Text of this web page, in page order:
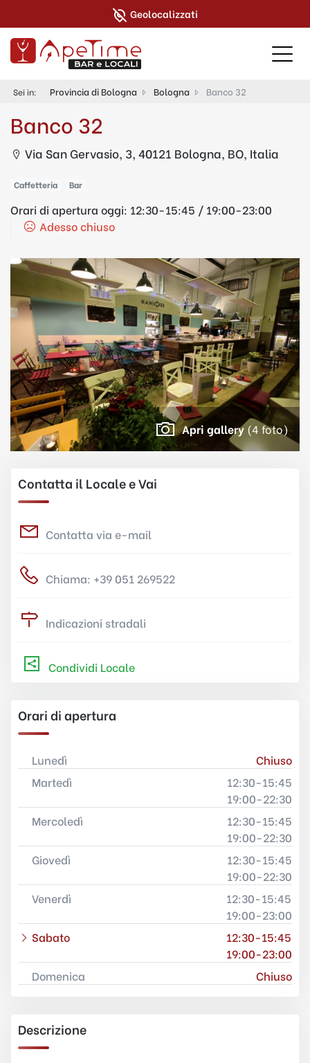
Geolocalizzati
Sei in: Provincia di Bologna Bologna Banco 32
Banco 32
Via San Gervasio, 3, 40121 Bologna, BO, Italia
Caffetteria Bar
Orari di apertura oggi: 12:30-15:45 / 19:00-23:00
Adesso chiuso
Apri gallery (4 foto)
Contatta il Locale e Vai
Contatta via e-mail
Chiama: +39 051 269522
Indicazioni stradali
Condividi Locale
Orari di apertura
Lunedì
Chiuso
Martedì
12:30-15:45
19:00-22:30
Mercoledì
12:30-15:45
19:00-22:30
Giovedì
12:30-15:45
19:00-22:30
Venerdì
12:30-15:45
19:00-23:00
Sabato
12:30-15:45
19:00-23:00
Domenica
Chiuso
Descrizione